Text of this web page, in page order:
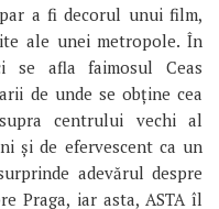
a fi decorul unui film,
ale unei metropole. În
se afla faimosul Ceas
de unde se obține cea
centrului vechi al
și de efervescent ca un
adevărul despre
Praga, iar asta, ASTA îl